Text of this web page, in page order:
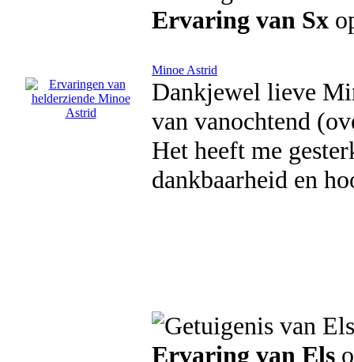
Ervaring van Sx
Minoe Astrid
Dankjewel lieve
van vanochtend
Het heeft me
dankbaarheid en
Ervaring van Els